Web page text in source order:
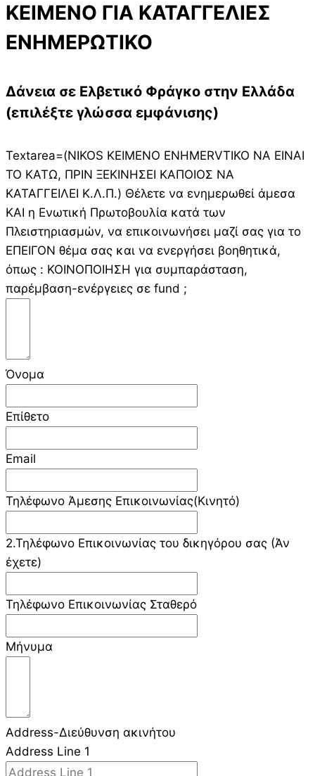
ΚΕΙΜΕΝΟ ΓΙΑ ΚΑΤΑΓΓΕΛΙΕΣ
ΕΝΗΜΕΡΩΤΙΚΟ
Δάνεια σε Ελβετικό Φράγκο στην Ελλάδα
(επιλέξτε γλώσσα εμφάνισης)
Textarea=(NIKOS KEIMENO ENHMERVTIKO NA EINAI
TO KATΩ, ΠΡΙΝ ΞΕΚΙΝΗΣΕΙ ΚΑΠΟΙΟΣ ΝΑ
ΚΑΤΑΓΓΕΙΛΕΙ Κ.Λ.Π.) Θέλετε να ενημερωθεί άμεσα
ΚΑΙ η Ενωτική Πρωτοβουλία κατά των
Πλειστηριασμών, να επικοινωνήσει μαζί σας για το
ΕΠΕΙΓΟΝ θέμα σας και να ενεργήσει βοηθητικά,
όπως : ΚΟΙΝΟΠΟΙΗΣΗ για συμπαράσταση,
παρέμβαση-ενέργειες σε fund ;
Όνομα
Επίθετο
Email
Τηλέφωνο Άμεσης Επικοινωνίας(Κινητό)
2.Τηλέφωνο Επικοινωνίας του δικηγόρου σας (Άν
έχετε)
Τηλέφωνο Επικοινωνίας Σταθερό
Μήνυμα
Address-Διεύθυνση ακινήτου
Address Line 1